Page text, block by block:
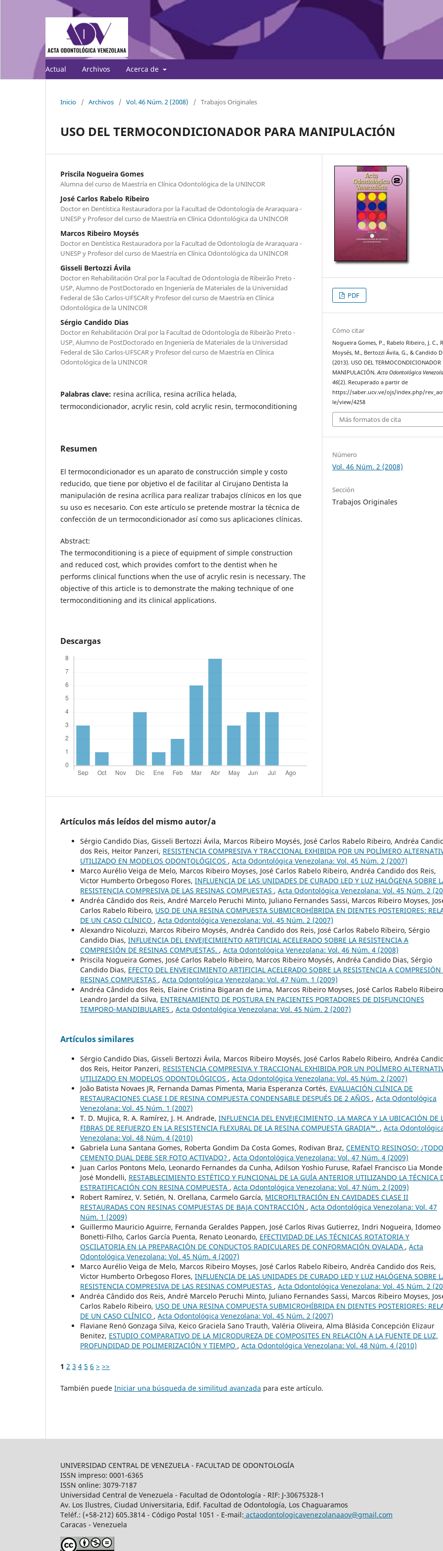
Actual Archivos Acerca de
Inicio / Archivos / Vol. 46 Núm. 2 (2008) / Trabajos Originales
USO DEL TERMOCONDICIONADOR PARA MANIPULACIÓN
Priscila Nogueira Gomes
Alumna del curso de Maestría en Clínica Odontológica de la UNINCOR
José Carlos Rabelo Ribeiro
Doctor en Dentística Restauradora por la Facultad de Odontología de Araraquara -
UNESP y Profesor del curso de Maestría en Clínica Odontológica da UNINCOR
Marcos Ribeiro Moysés
Doctor en Dentística Restauradora por la Facultad de Odontología de Araraquara -
UNESP y Profesor del curso de Maestría en Clínica Odontológica da UNINCOR
Gisseli Bertozzi Ávila
Doctor en Rehabilitación Oral por la Facultad de Odontología de Ribeirão Preto -
USP, Alumno de PostDoctorado en Ingeniería de Materiales de la Universidad
Federal de São Carlos-UFSCAR y Profesor del curso de Maestría en Clínica
Odontológica de la UNINCOR
Sérgio Candido Dias
Doctor en Rehabilitación Oral por la Facultad de Odontología de Ribeirão Preto -
USP, Alumno de PostDoctorado en Ingeniería de Materiales de la Universidad
Federal de São Carlos-UFSCAR y Profesor del curso de Maestría en Clínica
Odontológica de la UNINCOR
Palabras clave: resina acrílica, resina acrílica helada,
termocondicionador, acrylic resin, cold acrylic resin, termoconditioning
Resumen
El termocondicionador es un aparato de construcción simple y costo
reducido, que tiene por objetivo el de facilitar al Cirujano Dentista la
manipulación de resina acrílica para realizar trabajos clínicos en los que
su uso es necesario. Con este artículo se pretende mostrar la técnica de
confección de un termocondicionador así como sus aplicaciones clínicas.
Abstract:
The termoconditioning is a piece of equipment of simple construction
and reduced cost, which provides comfort to the dentist when he
performs clinical functions when the use of acrylic resin is necessary. The
objective of this article is to demonstrate the making technique of one
termoconditioning and its clinical applications.
Descargas
PDF
Cómo citar
Nogueira Gomes, P., Rabelo Ribeiro, J. C.,
Moysés, M., Bertozzi Ávila, G., & Candido
(2013). USO DEL TERMOCONDICIONADOR
MANIPULACIÓN.Acta Odontológica
46(2). Recuperado a partir de
https://saber.ucv.ve/ojs/index.php/
le/view/4258
Más formatos de cita
Número
Vol. 46 Núm. 2 (2008)
Sección
Trabajos Originales
Artículos más leídos del mismo autor/a
Sérgio Candido Dias, Gisseli Bertozzi Ávila, Marcos Ribeiro Moysés, José Carlos Rabelo Ribeiro, Andréa
dos Reis, Heitor Panzeri, RESISTENCIA COMPRESIVA Y TRACCIONAL EXHIBIDA POR UN POLÍMERO
UTILIZADO EN MODELOS ODONTOLÓGICOS , Acta Odontológica Venezolana: Vol. 45 Núm. 2 (2007)
Marco Aurélio Veiga de Melo, Marcos Ribeiro Moyses, José Carlos Rabelo Ribeiro, Andréa Candido dos Reis,
Victor Humberto Orbegoso Flores, INFLUENCIA DE LAS UNIDADES DE CURADO LED Y LUZ HALÓGENA SOBRE
RESISTENCIA COMPRESIVA DE LAS RESINAS COMPUESTAS , Acta Odontológica Venezolana: Vol. 45 Núm. 2
Andréa Cândido dos Reis, André Marcelo Peruchi Minto, Juliano Fernandes Sassi, Marcos Ribeiro Moyses,
Carlos Rabelo Ribeiro, USO DE UNA RESINA COMPUESTA SUBMICROHÍBRIDA EN DIENTES POSTERIORES:
DE UN CASO CLÍNICO , Acta Odontológica Venezolana: Vol. 45 Núm. 2 (2007)
Alexandro Nicoluzzi, Marcos Ribeiro Moysés, Andréa Candido dos Reis, José Carlos Rabelo Ribeiro, Sérgio
Candido Dias, INFLUENCIA DEL ENVEJECIMIENTO ARTIFICIAL ACELERADO SOBRE LA RESISTENCIA A
COMPRESIÓN DE RESINAS COMPUESTAS. , Acta Odontológica Venezolana: Vol. 46 Núm. 4 (2008)
Priscila Nogueira Gomes, José Carlos Rabelo Ribeiro, Marcos Ribeiro Moysés, Andréa Candido Dias, Sérgio
Candido Dias, EFECTO DEL ENVEJECIMIENTO ARTIFICIAL ACELERADO SOBRE LA RESISTENCIA A COMPRESIÓN
RESINAS COMPUESTAS , Acta Odontológica Venezolana: Vol. 47 Núm. 1 (2009)
Andréa Cândido dos Reis, Elaine Cristina Bigaran de Lima, Marcos Ribeiro Moyses, José Carlos Rabelo
Leandro Jardel da Silva, ENTRENAMIENTO DE POSTURA EN PACIENTES PORTADORES DE DISFUNCIONES
TEMPORO-MANDIBULARES , Acta Odontológica Venezolana: Vol. 45 Núm. 2 (2007)
Artículos similares
Sérgio Candido Dias, Gisseli Bertozzi Ávila, Marcos Ribeiro Moysés, José Carlos Rabelo Ribeiro, Andréa
dos Reis, Heitor Panzeri, RESISTENCIA COMPRESIVA Y TRACCIONAL EXHIBIDA POR UN POLÍMERO
UTILIZADO EN MODELOS ODONTOLÓGICOS , Acta Odontológica Venezolana: Vol. 45 Núm. 2 (2007)
João Batista Novaes JR, Fernanda Damas Pimenta, Maria Esperanza Cortés, EVALUACIÓN CLÍNICA DE
RESTAURACIONES CLASE I DE RESINA COMPUESTA CONDENSABLE DESPUÉS DE 2 AÑOS , Acta Odontológica
Venezolana: Vol. 45 Núm. 1 (2007)
T. D. Mujica, R. A. Ramírez, J. H. Andrade, INFLUENCIA DEL ENVEJECIMIENTO, LA MARCA Y LA UBICACIÓN DE
FIBRAS DE REFUERZO EN LA RESISTENCIA FLEXURAL DE LA RESINA COMPUESTA GRADIA™. , Acta
Venezolana: Vol. 48 Núm. 4 (2010)
Gabriela Luna Santana Gomes, Roberta Gondim Da Costa Gomes, Rodivan Braz, CEMENTO RESINOSO: ¿TODO
CEMENTO DUAL DEBE SER FOTO ACTIVADO? , Acta Odontológica Venezolana: Vol. 47 Núm. 4 (2009)
Juan Carlos Pontons Melo, Leonardo Fernandes da Cunha, Adilson Yoshio Furuse, Rafael Francisco Lia
José Mondelli, RESTABLECIMIENTO ESTÉTICO Y FUNCIONAL DE LA GUÍA ANTERIOR UTILIZANDO LA TÉCNICA
ESTRATIFICACIÓN CON RESINA COMPUESTA , Acta Odontológica Venezolana: Vol. 47 Núm. 2 (2009)
Robert Ramírez, V. Setién, N. Orellana, Carmelo García, MICROFILTRACIÓN EN CAVIDADES CLASE II
RESTAURADAS CON RESINAS COMPUESTAS DE BAJA CONTRACCIÓN , Acta Odontológica Venezolana: Vol. 47
Núm. 1 (2009)
Guillermo Mauricio Aguirre, Fernanda Geraldes Pappen, José Carlos Rivas Gutierrez, Indri Nogueira, Idomeo
Bonetti-Filho, Carlos García Puenta, Renato Leonardo, EFECTIVIDAD DE LAS TÉCNICAS ROTATORIA Y
OSCILATORIA EN LA PREPARACIÓN DE CONDUCTOS RADICULARES DE CONFORMACIÓN OVALADA , Acta
Odontológica Venezolana: Vol. 45 Núm. 4 (2007)
Marco Aurélio Veiga de Melo, Marcos Ribeiro Moyses, José Carlos Rabelo Ribeiro, Andréa Candido dos Reis,
Victor Humberto Orbegoso Flores, INFLUENCIA DE LAS UNIDADES DE CURADO LED Y LUZ HALÓGENA SOBRE
RESISTENCIA COMPRESIVA DE LAS RESINAS COMPUESTAS , Acta Odontológica Venezolana: Vol. 45 Núm. 2
Andréa Cândido dos Reis, André Marcelo Peruchi Minto, Juliano Fernandes Sassi, Marcos Ribeiro Moyses,
Carlos Rabelo Ribeiro, USO DE UNA RESINA COMPUESTA SUBMICROHÍBRIDA EN DIENTES POSTERIORES:
DE UN CASO CLÍNICO , Acta Odontológica Venezolana: Vol. 45 Núm. 2 (2007)
Flaviane Renó Gonzaga Silva, Keico Graciela Sano Trauth, Valéria Oliveira, Alma Blásida Concepción Elizaur
Benitez, ESTUDIO COMPARATIVO DE LA MICRODUREZA DE COMPOSITES EN RELACIÓN A LA FUENTE DE LUZ,
PROFUNDIDAD DE POLIMERIZACIÓN Y TIEMPO , Acta Odontológica Venezolana: Vol. 48 Núm. 4 (2010)
1 2 3 4 5 6 > >>
También puede Iniciar una búsqueda de similitud avanzada para este artículo.
UNIVERSIDAD CENTRAL DE VENEZUELA - FACULTAD DE ODONTOLOGÍA
ISSN impreso: 0001-6365
ISSN online: 3079-7187
Universidad Central de Venezuela - Facultad de Odontología - RIF: J-30675328-1
Av. Los Ilustres, Ciudad Universitaria, Edif. Facultad de Odontología, Los Chaguaramos
Teléf.: (+58-212) 605.3814 - Código Postal 1051 - E-mail: actaodontologicavenezolanaaov@gmail.com
Caracas - Venezuela